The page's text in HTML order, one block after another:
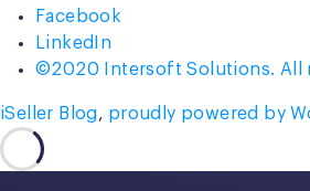
Facebook
LinkedIn
©2020 Intersoft Solutions. All
iSeller Blog, proudly powered by